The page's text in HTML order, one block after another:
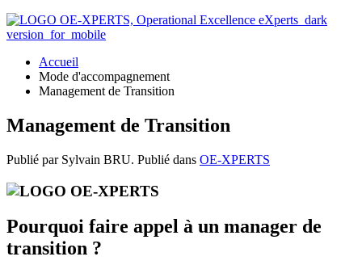
Accueil
Mode d'accompagnement
Management de Transition
Management de Transition
Publié par Sylvain BRU. Publié dans OE-XPERTS
Pourquoi faire appel à un manager de
transition ?